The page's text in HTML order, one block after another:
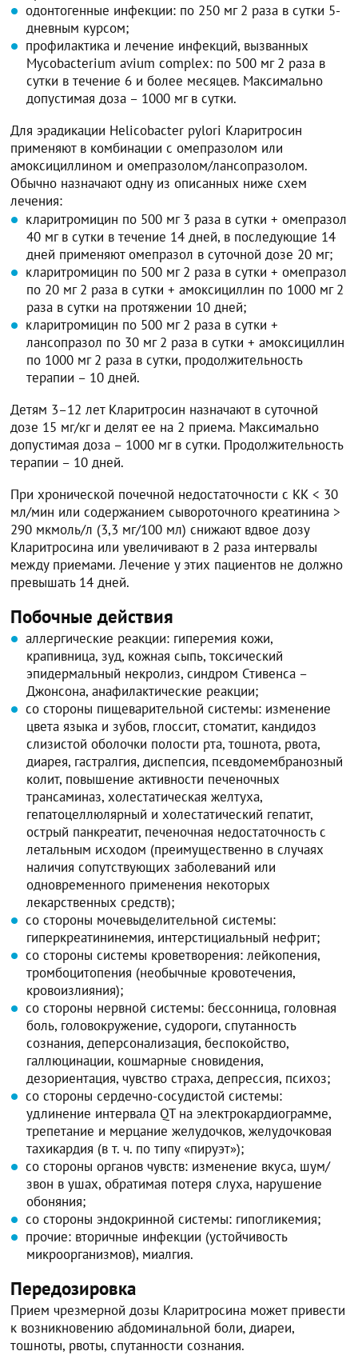
одонтогенные инфекции: по 250 мг 2 раза в сутки 5-
дневным курсом;
профилактика и лечение инфекций, вызванных
Mycobacterium avium complex: по 500 мг 2 раза в
сутки в течение 6 и более месяцев. Максимально
допустимая доза – 1000 мг в сутки.
Для эрадикации Нelicobacter pylori Кларитросин
применяют в комбинации с омепразолом или
амоксициллином и омепразолом/лансопразолом.
Обычно назначают одну из описанных ниже схем
лечения:
кларитромицин по 500 мг 3 раза в сутки + омепразол
40 мг в сутки в течение 14 дней, в последующие 14
дней применяют омепразол в суточной дозе 20 мг;
кларитромицин по 500 мг 2 раза в сутки + омепразол
по 20 мг 2 раза в сутки + амоксициллин по 1000 мг 2
раза в сутки на протяжении 10 дней;
кларитромицин по 500 мг 2 раза в сутки +
лансопразол по 30 мг 2 раза в сутки + амоксициллин
по 1000 мг 2 раза в сутки, продолжительность
терапии – 10 дней.
Детям 3–12 лет Кларитросин назначают в суточной
дозе 15 мг/кг и делят ее на 2 приема. Максимально
допустимая доза – 1000 мг в сутки. Продолжительность
терапии – 10 дней.
При хронической почечной недостаточности с КК < 30
мл/мин или содержанием сывороточного креатинина >
290 мкмоль/л (3,3 мг/100 мл) снижают вдвое дозу
Кларитросина или увеличивают в 2 раза интервалы
между приемами. Лечение у этих пациентов не должно
превышать 14 дней.
Побочные действия
аллергические реакции: гиперемия кожи,
крапивница, зуд, кожная сыпь, токсический
эпидермальный некролиз, синдром Стивенса –
Джонсона, анафилактические реакции;
со стороны пищеварительной системы: изменение
цвета языка и зубов, глоссит, стоматит, кандидоз
слизистой оболочки полости рта, тошнота, рвота,
диарея, гастралгия, диспепсия, псевдомембранозный
колит, повышение активности печеночных
трансаминаз, холестатическая желтуха,
гепатоцеллюлярный и холестатический гепатит,
острый панкреатит, печеночная недостаточность с
летальным исходом (преимущественно в случаях
наличия сопутствующих заболеваний или
одновременного применения некоторых
лекарственных средств);
со стороны мочевыделительной системы:
гиперкреатининемия, интерстициальный нефрит;
со стороны системы кроветворения: лейкопения,
тромбоцитопения (необычные кровотечения,
кровоизлияния);
со стороны нервной системы: бессонница, головная
боль, головокружение, судороги, спутанность
сознания, деперсонализация, беспокойство,
галлюцинации, кошмарные сновидения,
дезориентация, чувство страха, депрессия, психоз;
со стороны сердечно-сосудистой системы:
удлинение интервала QT на электрокардиограмме,
трепетание и мерцание желудочков, желудочковая
тахикардия (в т. ч. по типу «пируэт»);
со стороны органов чувств: изменение вкуса, шум/
звон в ушах, обратимая потеря слуха, нарушение
обоняния;
со стороны эндокринной системы: гипогликемия;
прочие: вторичные инфекции (устойчивость
микроорганизмов), миалгия.
Передозировка
Прием чрезмерной дозы Кларитросина может привести
к возникновению абдоминальной боли, диареи,
тошноты, рвоты, спутанности сознания.